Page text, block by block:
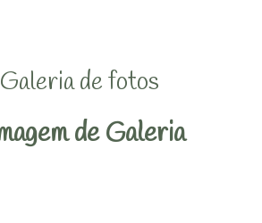
Galeria de fotos